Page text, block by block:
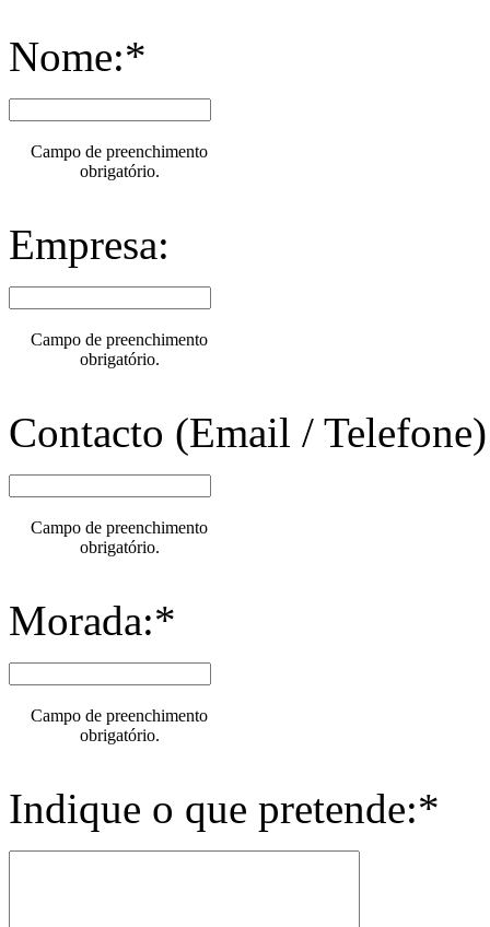
Nome:*
Campo de preenchimento
obrigatório.
Empresa:
Campo de preenchimento
obrigatório.
Contacto (Email /
Campo de preenchimento
obrigatório.
Morada:*
Campo de preenchimento
obrigatório.
Indique o que pretende:*